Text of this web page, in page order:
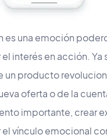
es una emoción
interés en acción. Ya
un producto
oferta o de la
importante, crear
vínculo emocional